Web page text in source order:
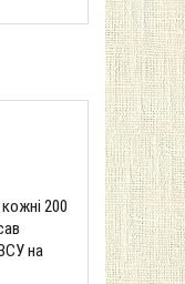
200
на